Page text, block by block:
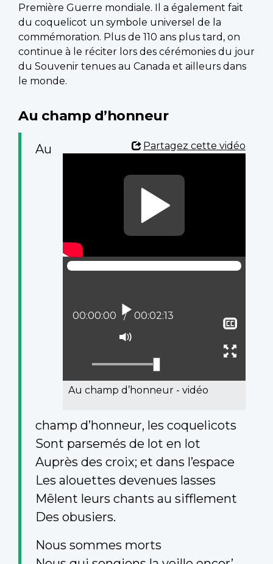
Première Guerre mondiale. Il a également fait
du coquelicot un symbole universel de la
commémoration. Plus de 110 ans plus tard, on
continue à le réciter lors des cérémonies du jour
du Souvenir tenues au Canada et ailleurs dans
le monde.
Au champ d’honneur
Partagez cette vidéo
Lire
mode
muet
Position actuelle :
00:00:00 Temps total :
00:02:13
Au champ d’honneur - vidéo
Au
champ d’honneur, les coquelicots
Sont parsemés de lot en lot
Auprès des croix; et dans l’espace
Les alouettes devenues lasses
Mêlent leurs chants au sifflement
Des obusiers.
Nous sommes morts